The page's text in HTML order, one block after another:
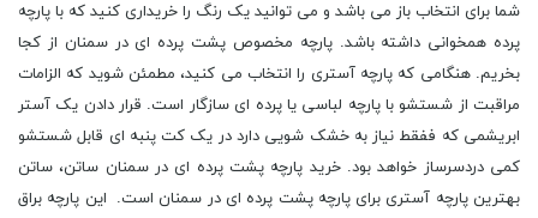
شما برای انتخاب باز می باشد و می توانید یک رنگ را خریداری کنید که با پارچه
پرده همخوانی داشته باشد. پارچه مخصوص پشت پرده ای در سمنان از کجا
بخریم. هنگامی که پارچه آستری را انتخاب می کنید، مطمئن شوید که الزامات
مراقبت از شستشو با پارچه لباسی یا پرده ای سازگار است. قرار دادن یک آستر
ابریشمی که ففقط نیاز به خشک شویی دارد در یک کت پنبه ای قابل شستشو
کمی دردسرساز خواهد بود. خرید پارچه پشت پرده ای در سمنان ساتن، ساتن
بهترین پارچه آستری برای پارچه پشت پرده ای در سمنان است. این پارچه براق